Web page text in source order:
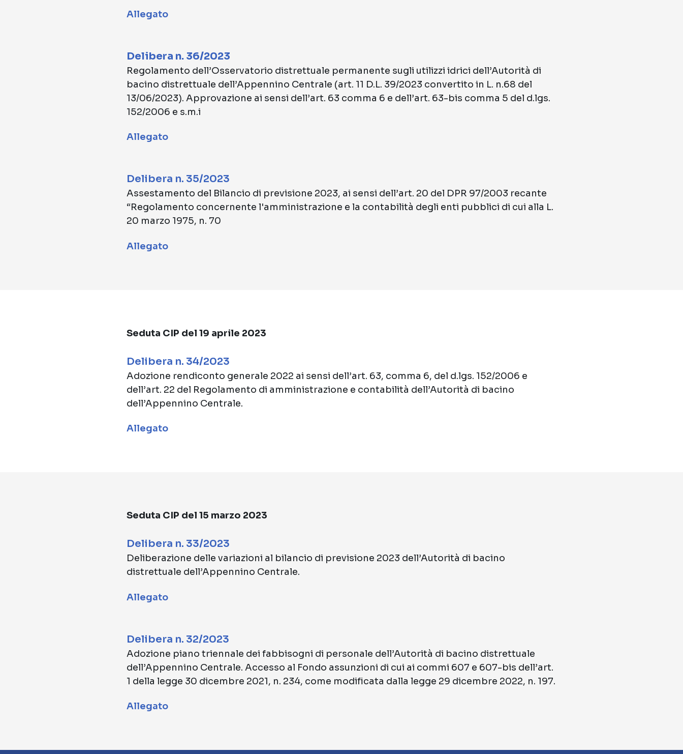
Allegato
Delibera n. 36/2023
Regolamento dell’Osservatorio distrettuale permanente sugli utilizzi idrici dell’Autorità di
bacino distrettuale dell’Appennino Centrale (art. 11 D.L. 39/2023 convertito in L. n.68 del
13/06/2023). Approvazione ai sensi dell’art. 63 comma 6 e dell’art. 63-bis comma 5 del d.lgs.
152/2006 e s.m.i
Allegato
Delibera n. 35/2023
Assestamento del Bilancio di previsione 2023, ai sensi dell’art. 20 del DPR 97/2003 recante
“Regolamento concernente l'amministrazione e la contabilità degli enti pubblici di cui alla L.
20 marzo 1975, n. 70
Allegato
Seduta CIP del 19 aprile 2023
Delibera n. 34/2023
Adozione rendiconto generale 2022 ai sensi dell’art. 63, comma 6, del d.lgs. 152/2006 e
dell’art. 22 del Regolamento di amministrazione e contabilità dell’Autorità di bacino
dell’Appennino Centrale.
Allegato
Seduta CIP del 15 marzo 2023
Delibera n. 33/2023
Deliberazione delle variazioni al bilancio di previsione 2023 dell’Autorità di bacino
distrettuale dell’Appennino Centrale.
Allegato
Delibera n. 32/2023
Adozione piano triennale dei fabbisogni di personale dell’Autorità di bacino distrettuale
dell’Appennino Centrale. Accesso al Fondo assunzioni di cui ai commi 607 e 607-bis dell’art.
1 della legge 30 dicembre 2021, n. 234, come modificata dalla legge 29 dicembre 2022, n. 197.
Allegato